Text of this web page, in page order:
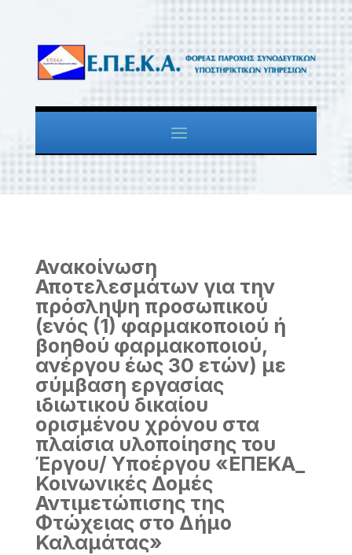
Ανακοίνωση
Αποτελεσμάτων για την
πρόσληψη προσωπικού
(ενός (1) φαρμακοποιού ή
βοηθού φαρμακοποιού,
ανέργου έως 30 ετών) με
σύμβαση εργασίας
ιδιωτικού δικαίου
ορισμένου χρόνου στα
πλαίσια υλοποίησης του
Έργου/ Υποέργου «ΕΠΕΚΑ_
Κοινωνικές Δομές
Αντιμετώπισης της
Φτώχειας στο Δήμο
Καλαμάτας»